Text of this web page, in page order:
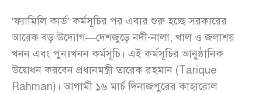
‘ফ্যামিলি কার্ড’ কর্মসূচির পর এবার শুরু হচ্ছে সরকারের
আরেক বড় উদ্যোগ—দেশজুড়ে নদী-নালা, খাল ও জলাশয়
খনন এবং পুনঃখনন কর্মসূচি। এই কর্মসূচির আনুষ্ঠানিক
উদ্বোধন করবেন প্রধানমন্ত্রী তারেক রহমান (Tarique
Rahman)। আগামী ১৬ মার্চ দিনাজপুরের কাহারোল